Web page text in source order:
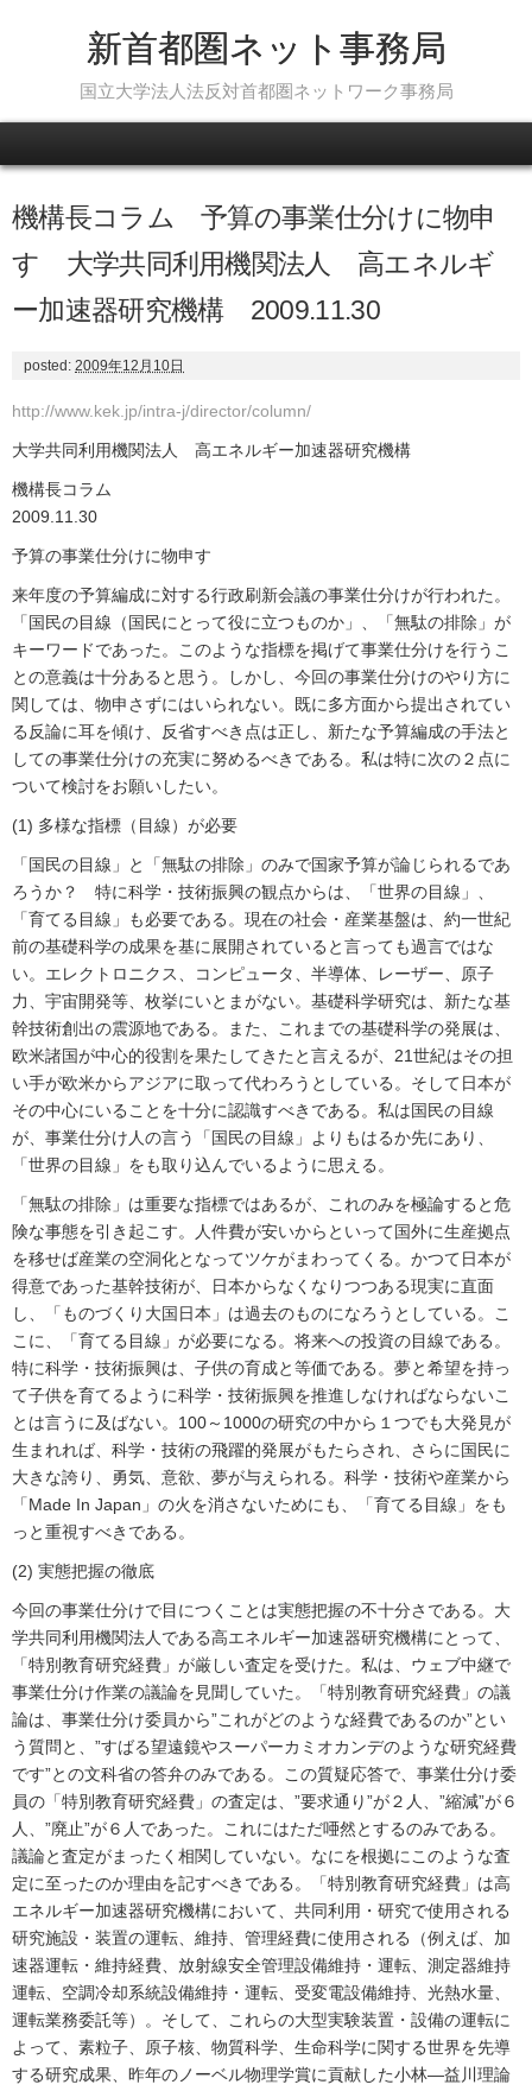
新首都圏ネット事務局
国立大学法人法反対首都圏ネットワーク事務局
機構長コラム 予算の事業仕分けに物申
す 大学共同利用機関法人 高エネルギ
ー加速器研究機構 2009.11.30
posted: 2009年12月10日
http://www.kek.jp/intra-j/director/column/
大学共同利用機関法人 高エネルギー加速器研究機構
機構長コラム
2009.11.30
予算の事業仕分けに物申す
来年度の予算編成に対する行政刷新会議の事業仕分けが行われた。
「国民の目線（国民にとって役に立つものか」、「無駄の排除」が
キーワードであった。このような指標を掲げて事業仕分けを行うこ
との意義は十分あると思う。しかし、今回の事業仕分けのやり方に
関しては、物申さずにはいられない。既に多方面から提出されてい
る反論に耳を傾け、反省すべき点は正し、新たな予算編成の手法と
しての事業仕分けの充実に努めるべきである。私は特に次の２点に
ついて検討をお願いしたい。
(1) 多様な指標（目線）が必要
「国民の目線」と「無駄の排除」のみで国家予算が論じられるであ
ろうか？ 特に科学・技術振興の観点からは、「世界の目線」、
「育てる目線」も必要である。現在の社会・産業基盤は、約一世紀
前の基礎科学の成果を基に展開されていると言っても過言ではな
い。エレクトロニクス、コンピュータ、半導体、レーザー、原子
力、宇宙開発等、枚挙にいとまがない。基礎科学研究は、新たな基
幹技術創出の震源地である。また、これまでの基礎科学の発展は、
欧米諸国が中心的役割を果たしてきたと言えるが、21世紀はその担
い手が欧米からアジアに取って代わろうとしている。そして日本が
その中心にいることを十分に認識すべきである。私は国民の目線
が、事業仕分け人の言う「国民の目線」よりもはるか先にあり、
「世界の目線」をも取り込んでいるように思える。
「無駄の排除」は重要な指標ではあるが、これのみを極論すると危
険な事態を引き起こす。人件費が安いからといって国外に生産拠点
を移せば産業の空洞化となってツケがまわってくる。かつて日本が
得意であった基幹技術が、日本からなくなりつつある現実に直面
し、「ものづくり大国日本」は過去のものになろうとしている。こ
こに、「育てる目線」が必要になる。将来への投資の目線である。
特に科学・技術振興は、子供の育成と等価である。夢と希望を持っ
て子供を育てるように科学・技術振興を推進しなければならないこ
とは言うに及ばない。100～1000の研究の中から１つでも大発見が
生まれれば、科学・技術の飛躍的発展がもたらされ、さらに国民に
大きな誇り、勇気、意欲、夢が与えられる。科学・技術や産業から
「Made In Japan」の火を消さないためにも、「育てる目線」をも
っと重視すべきである。
(2) 実態把握の徹底
今回の事業仕分けで目につくことは実態把握の不十分さである。大
学共同利用機関法人である高エネルギー加速器研究機構にとって、
「特別教育研究経費」が厳しい査定を受けた。私は、ウェブ中継で
事業仕分け作業の議論を見聞していた。「特別教育研究経費」の議
論は、事業仕分け委員から”これがどのような経費であるのか”とい
う質問と、”すばる望遠鏡やスーパーカミオカンデのような研究経費
です”との文科省の答弁のみである。この質疑応答で、事業仕分け委
員の「特別教育研究経費」の査定は、”要求通り”が２人、”縮減”が６
人、”廃止”が６人であった。これにはただ唖然とするのみである。
議論と査定がまったく相関していない。なにを根拠にこのような査
定に至ったのか理由を記すべきである。「特別教育研究経費」は高
エネルギー加速器研究機構において、共同利用・研究で使用される
研究施設・装置の運転、維持、管理経費に使用される（例えば、加
速器運転・維持経費、放射線安全管理設備維持・運転、測定器維持
運転、空調冷却系統設備維持・運転、受変電設備維持、光熱水量、
運転業務委託等）。そして、これらの大型実験装置・設備の運転に
よって、素粒子、原子核、物質科学、生命科学に関する世界を先導
する研究成果、昨年のノーベル物理学賞に貢献した小林―益川理論